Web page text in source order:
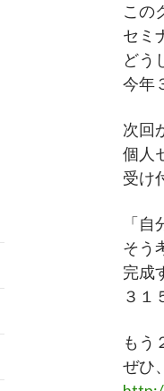
この
セミ
どう
今年
次回
個人
受け
「
そう
完成
３１
もう
ぜひ